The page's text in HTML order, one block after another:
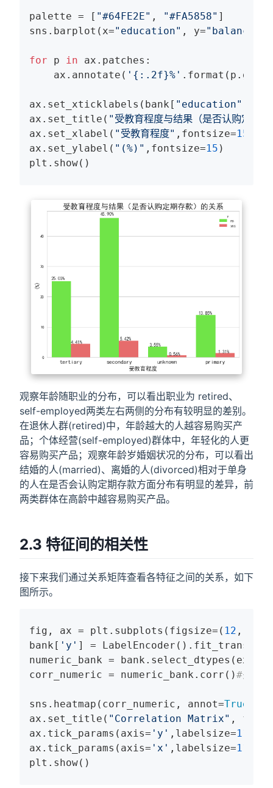
palette = [ "#64FE2E" , "#FA5858" ]
sns.barplot(x="education" , y="balance"
for p in ax.patches:
    ax.annotate(
'{:.2f}%'
ax.set_xticklabels(bank[ "education"
ax.set_title( "受教育程度与结果（是否认购定期
ax.set_xlabel( "受教育程度" ,fontsize=15
ax.set_ylabel( "(%)" ,fontsize=15 )
plt.show()
观察年龄随职业的分布，可以看出职业为 retired、
self-employed两类左右两侧的分布有较明显的差别。
在退休人群(retired)中，年龄越大的人越容易购买产
品；个体经营(self-employed)群体中，年轻化的人更
容易购买产品；观察年龄岁婚姻状况的分布，可以看出
结婚的人(married)、离婚的人(divorced)相对于单身
的人在是否会认购定期存款方面分布有明显的差异，前
两类群体在高龄中越容易购买产品。
2.3 特征间的相关性
接下来我们通过关系矩阵查看各特征之间的关系，如下
图所示。
fig, ax = plt.subplots(figsize=( 12 ,
bank[ 'y' ] =
numeric_bank =
corr_numeric = numeric_bank.corr()#关系
sns.heatmap(corr_numeric, annot=True
ax.set_title( "Correlation Matrix" ,
ax.tick_params(axis= 'y' ,labelsize=11.5
ax.tick_params(axis= 'x' ,labelsize=11.5
plt.show()